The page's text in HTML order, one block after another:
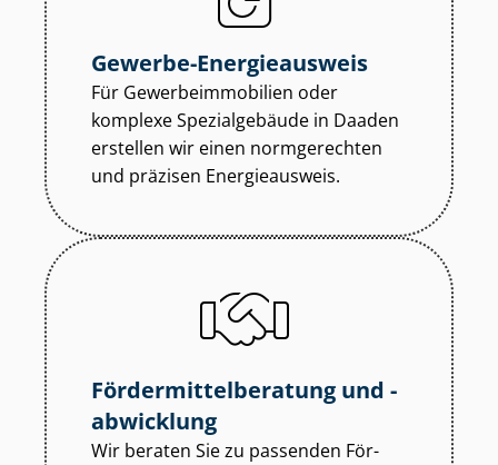
Gewerbe-Energieausweis
Für Ge­wer­be­im­mo­bi­li­en oder
komplexe Spezialgebäude in Daaden
erstellen wir einen normgerechten
und präzisen Energieausweis.
För­der­mit­tel­be­ra­tung und -
abwicklung
Wir beraten Sie zu passenden För­